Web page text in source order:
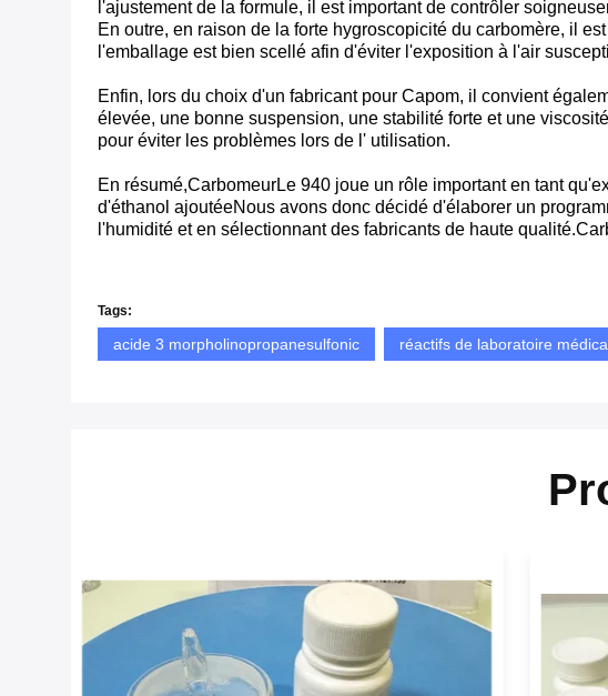
l'ajustement de la formule, il est important de contrôler
En outre, en raison de la forte hygroscopicité du carbomère, il
l'emballage est bien scellé afin d'éviter l'exposition à l'air
Enfin, lors du choix d'un fabricant pour Capom, il convient
élevée, une bonne suspension, une stabilité forte et une
pour éviter les problèmes lors de l' utilisation.
En résumé,CarbomeurLe 940 joue un rôle important en tant
d'éthanol ajoutéeNous avons donc décidé d'élaborer un
l'humidité et en sélectionnant des fabricants de haute qualité.
Tags:
acide 3 morpholinopropanesulfonic réactifs de laboratoire